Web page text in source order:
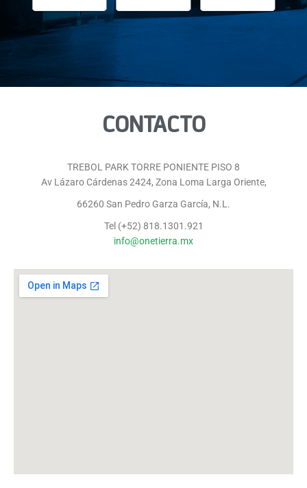
CONTACTO
TREBOL PARK TORRE PONIENTE PISO 8
Av Lázaro Cárdenas 2424, Zona Loma Larga Oriente,
66260 San Pedro Garza García, N.L.
Tel (+52) 818.1301.921
info@onetierra.mx